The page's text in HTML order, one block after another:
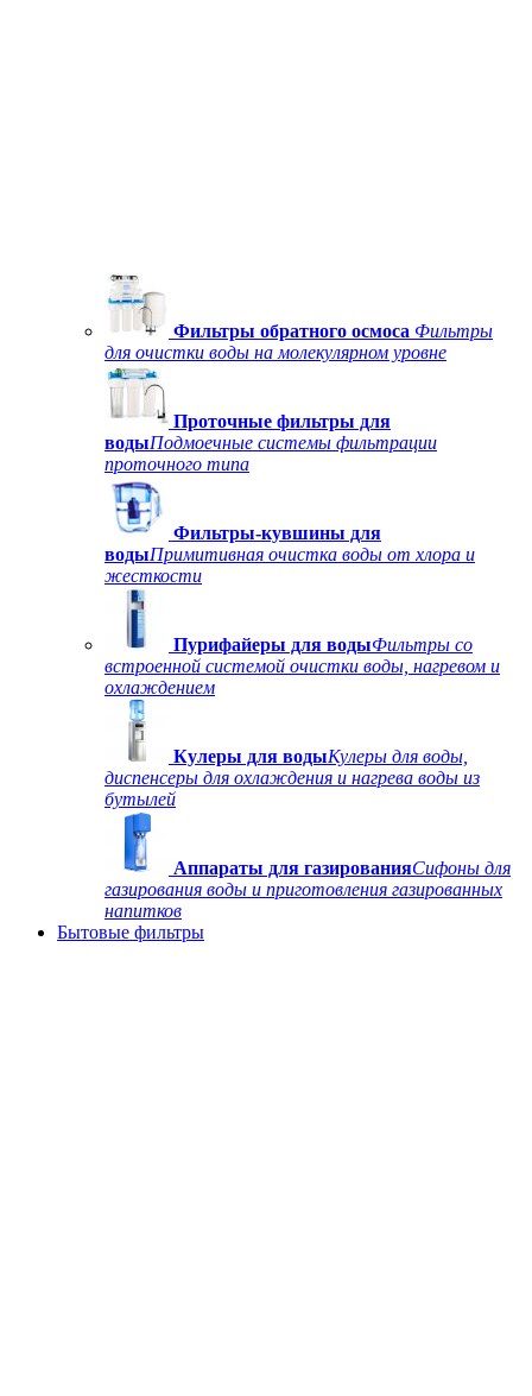
Фильтры обратного осмоса Фильтры
для очистки воды на молекулярном уровне
Проточные фильтры для
водыПодмоечные системы фильтрации
проточного типа
Фильтры-кувшины для
водыПримитивная очистка воды от хлора и
жесткости
Пурифайеры для водыФильтры со
встроенной системой очистки воды, нагревом и
охлаждением
Кулеры для водыКулеры для воды,
диспенсеры для охлаждения и нагрева воды из
бутылей
Аппараты для газированияСифоны для
газирования воды и приготовления газированных
напитков
Бытовые фильтры